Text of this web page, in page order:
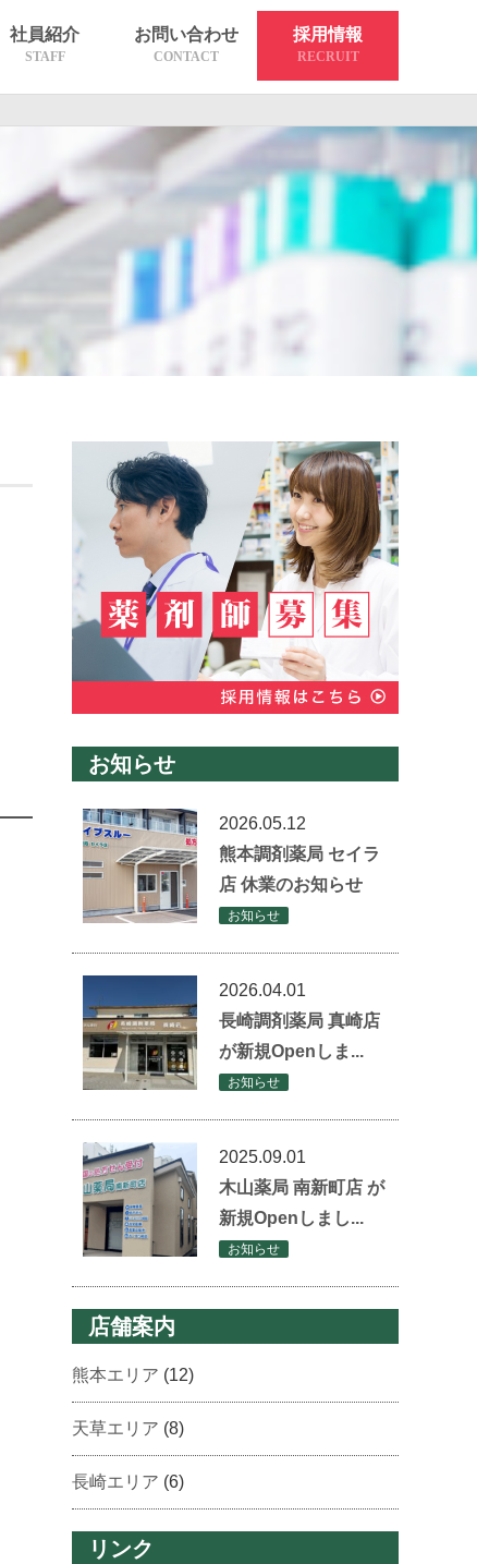
社員紹介
STAFF
お問い合わせ
CONTACT
採用情報
RECRUIT
お知らせ
2026.05.12
熊本調剤薬局 セイラ
店 休業のお知らせ
お知らせ
2026.04.01
長崎調剤薬局 真崎店
が新規Openしま...
お知らせ
2025.09.01
木山薬局 南新町店 が
新規Openしまし...
お知らせ
店舗案内
熊本エリア (12)
天草エリア (8)
長崎エリア (6)
リンク